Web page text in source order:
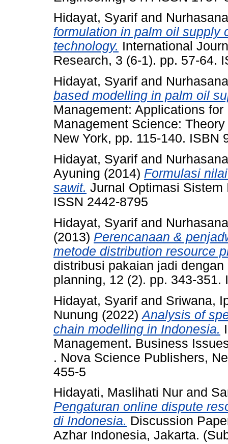
Hidayat, Syarif and
formulation in palm oil supply
technology. International
Research, 3 (6-1). pp. 57-64.
Hidayat, Syarif and
based modelling in palm oil
Management: Applications
Management Science:
New York, pp. 115-140. ISBN
Hidayat, Syarif and
Ayuning (2014) Formulasi
sawit. Jurnal Optimasi Sistem
ISSN 2442-8795
Hidayat, Syarif and
(2013) Perencanaan &
metode distribution resource
distribusi pakaian jadi
planning, 12 (2). pp. 343-351.
Hidayat, Syarif and Sriwana,
Nunung (2022)Analysis of
chain modelling in Indonesia.
Management. Business
. Nova Science Publishers,
455-5
Hidayati, Maslihati Nur and
Pengaturan online dispute
di Indonesia. Discussion
Azhar Indonesia, Jakarta.